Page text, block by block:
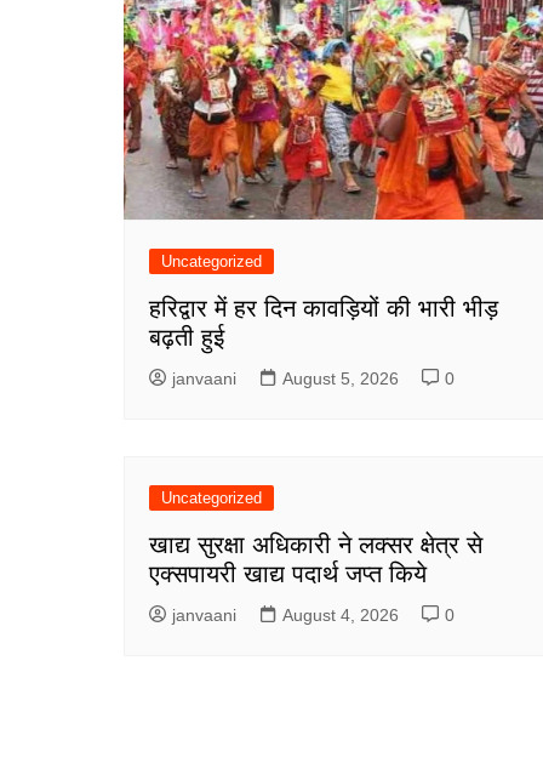
Uncategorized
हरिद्वार में हर दिन कावड़ियों की भारी भीड़
बढ़ती हुई
janvaani August 5, 2026 0
Uncategorized
खाद्य सुरक्षा अधिकारी ने लक्सर क्षेत्र से
एक्सपायरी खाद्य पदार्थ जप्त किये
janvaani August 4, 2026 0